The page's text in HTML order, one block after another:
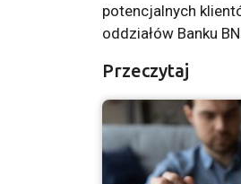
potencjalnych
oddziałów Banku
Przeczytaj